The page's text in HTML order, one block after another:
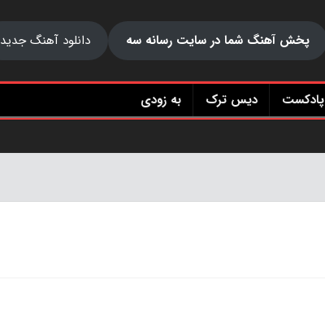
پخش آهنگ شما در سایت رسانه سه دانلود آهنگ جدید
پادکست دیس ترک به زودی